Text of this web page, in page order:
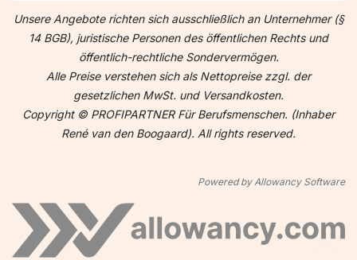
Unsere Angebote richten sich ausschließlich an Unternehmer (§
14 BGB), juristische Personen des öffentlichen Rechts und
öffentlich-rechtliche Sondervermögen.
Alle Preise verstehen sich als Nettopreise zzgl. der
gesetzlichen MwSt. und Versandkosten.
Copyright © PROFIPARTNER Für Berufsmenschen. (Inhaber
René van den Boogaard). All rights reserved.
Powered by Allowancy Software